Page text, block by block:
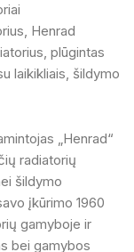
, Henrad
, plūgintas
laikikliais, šildymo
„Henrad“
radiatorių
šildymo
įkūrimo 1960
gamyboje ir
bei gamybos